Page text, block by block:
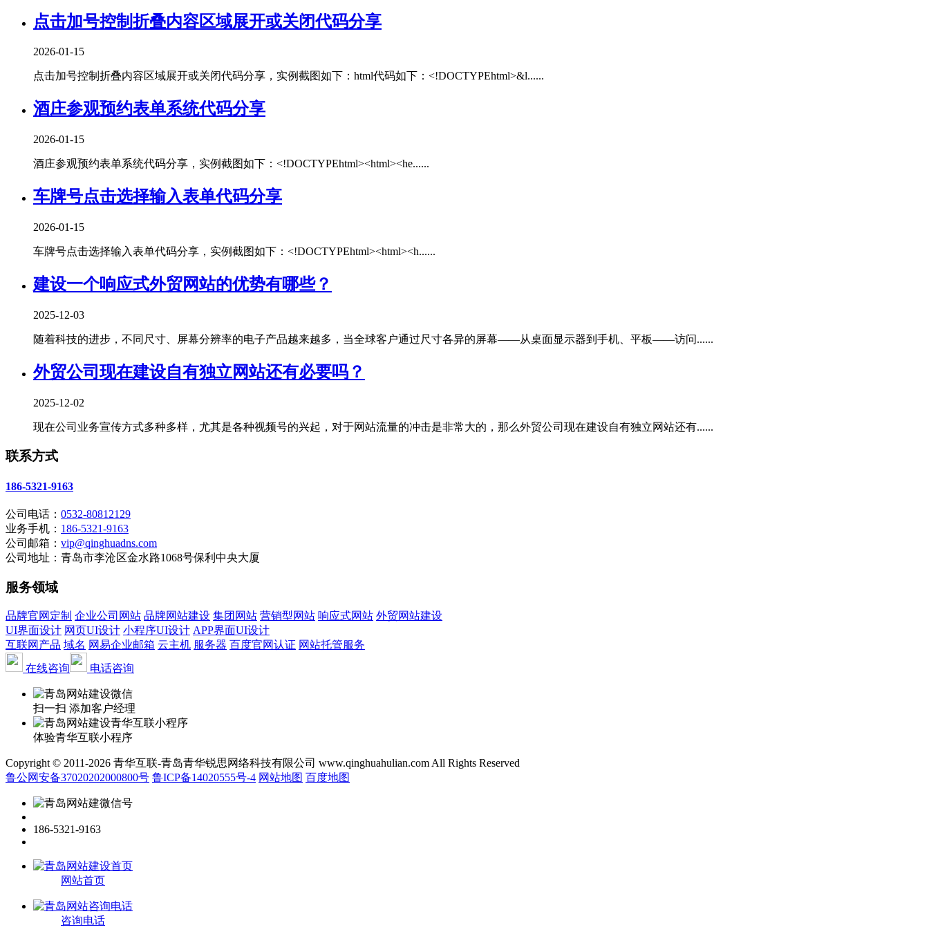
点击加号控制折叠内容区域展开或关闭代码分享
2026-01-15
点击加号控制折叠内容区域展开或关闭代码分享，实例截图如下：html代码如下：<!DOCTYPEhtml>&l......
酒庄参观预约表单系统代码分享
2026-01-15
酒庄参观预约表单系统代码分享，实例截图如下：<!DOCTYPEhtml><html><he......
车牌号点击选择输入表单代码分享
2026-01-15
车牌号点击选择输入表单代码分享，实例截图如下：<!DOCTYPEhtml><html><h......
建设一个响应式外贸网站的优势有哪些？
2025-12-03
随着科技的进步，不同尺寸、屏幕分辨率的电子产品越来越多，当全球客户通过尺寸各异的屏幕——从桌面显示器到手机、平板——访问......
外贸公司现在建设自有独立网站还有必要吗？
2025-12-02
现在公司业务宣传方式多种多样，尤其是各种视频号的兴起，对于网站流量的冲击是非常大的，那么外贸公司现在建设自有独立网站还有......
联系方式
186-5321-9163
公司电话： 0532-80812129
业务手机： 186-5321-9163
公司邮箱： vip@qinghuadns.com
公司地址：青岛市李沧区金水路1068号保利中央大厦
服务领域
品牌官网定制 企业公司网站 品牌网站建设 集团网站 营销型网站 响应式网站 外贸网站建设
UI界面设计 网页UI设计 小程序UI设计 APP界面UI设计
互联网产品 域名 网易企业邮箱 云主机 服务器 百度官网认证 网站托管服务
在线咨询
电话咨询
扫一扫 添加客户经理
体验青华互联小程序
Copyright © 2011-2026 青华互联-青岛青华锐思网络科技有限公司 www.qinghuahulian.com All Rights Reserved
鲁公网安备37020202000800号 鲁ICP备14020555号-4 网站地图 百度地图
186-5321-9163
网站首页
咨询电话